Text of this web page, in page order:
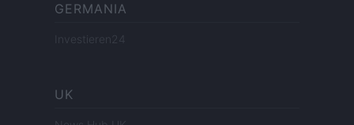
GERMANIA
Investieren24
UK